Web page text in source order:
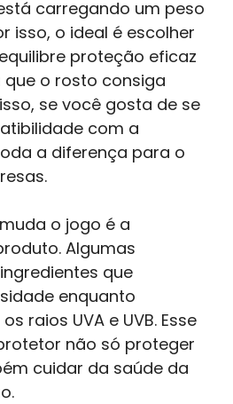
carregando um peso
isso, o ideal é escolher
proteção eficaz
o rosto consiga
se você gosta de se
com a
a diferença para o
o jogo é a
Algumas
que
enquanto
raios UVA e UVB. Esse
não só proteger
cuidar da saúde da